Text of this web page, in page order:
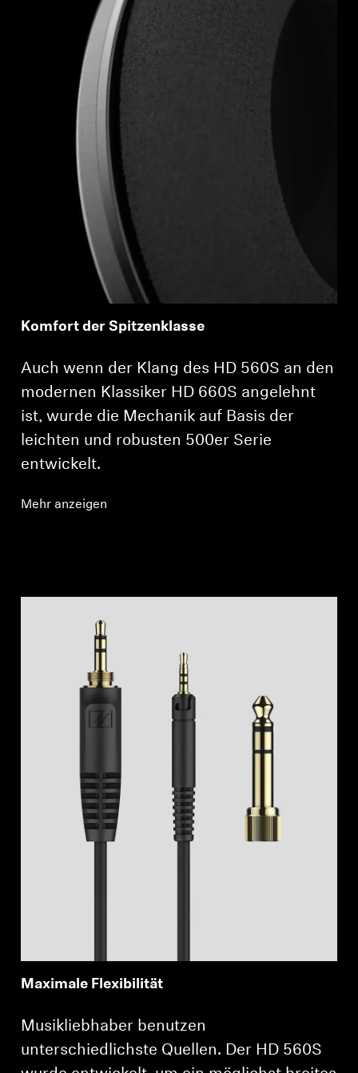
Komfort der Spitzenklasse
Auch wenn der Klang des HD 560S an den
modernen Klassiker HD 660S angelehnt
ist, wurde die Mechanik auf Basis der
leichten und robusten 500er Serie
entwickelt.
Mehr anzeigen
Maximale Flexibilität
Musikliebhaber benutzen
unterschiedlichste Quellen. Der HD 560S
Anmeldung erforderlich
Melden Sie sich bei Ihrem Konto an, um
Produkte zu Ihrer Wunschliste hinzuzufügen und
Ihre zuvor gespeicherten Artikel anzuzeigen.
Login